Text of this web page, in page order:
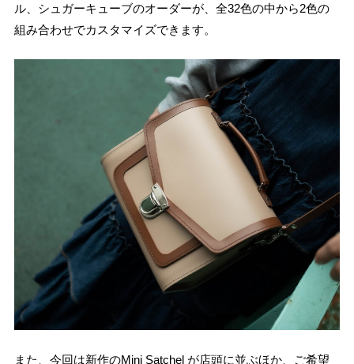
ル、シュガーキューブのオーダーが、全32色の中から2色の
組み合わせでカスタマイズできます。
また、今回は新作のMini Satchel が店頭に並ぶほか、ご希望